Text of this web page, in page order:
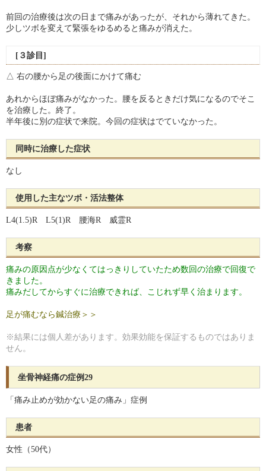
前回の治療後は次の日まで痛みがあったが、それから薄れてきた。
少しツボを変えて緊張をゆるめると痛みが消えた。
[３診目]
△ 右の腰から足の後面にかけて痛む
あれからほぼ痛みがなかった。腰を反るときだけ気になるのでそこ
を治療した。終了。
半年後に別の症状で来院。今回の症状はでていなかった。
同時に治療した症状
なし
使用した主なツボ・活法整体
L4(1.5)R L5(1)R 腰海R 威霊R
考察
痛みの原因点が少なくてはっきりしていたため数回の治療で回復で
きました。
痛みだしてからすぐに治療できれば、こじれず早く治まります。
足が痛むなら鍼治療＞＞
※結果には個人差があります。効果効能を保証するものではありま
せん。
坐骨神経痛の症例29
「痛み止めが効かない足の痛み」症例
患者
女性（50代）